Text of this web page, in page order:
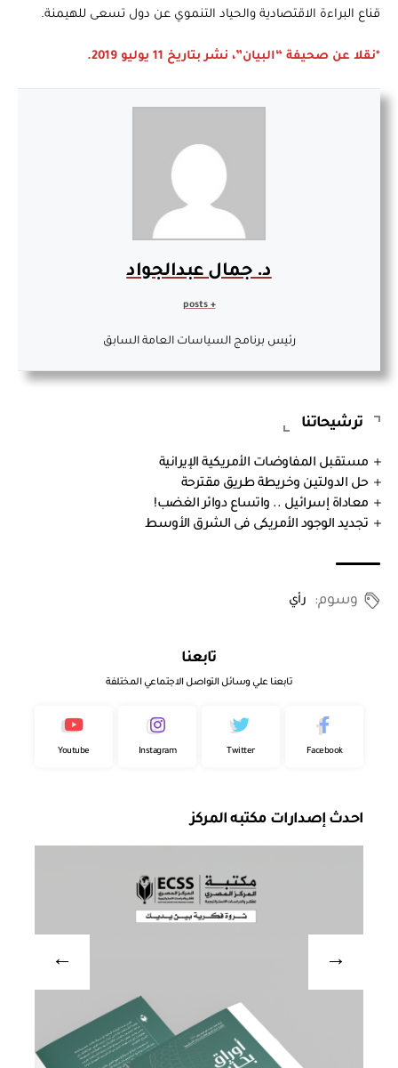
قناع البراءة الاقتصادية والحياد التنموي عن دول تسعى للهيمنة.
*نقلا عن صحيفة “البيان”، نشر بتاريخ 11 يوليو 2019.
د. جمال عبدالجواد
رئيس برنامج السياسات العامة السابق
ترشيحاتنا
مستقبل المفاوضات الأمريكية الإيرانية
حل الدولتين وخريطة طريق مقترحة
معاداة إسرائيل .. واتساع دوائر الغضب!
تجديد الوجود الأمريكى فى الشرق الأوسط
وسوم: رأي
تابعنا
تابعنا علي وسائل التواصل الاجتماعي المختلفة
Facebook
Twitter
Instagram
Youtube
احدث إصدارات مكتبه المركز